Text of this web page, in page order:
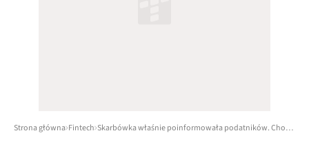
Strona główna Fintech Skarbówka właśnie poinformowała podatników. Chodzi o środę 17 czerwca